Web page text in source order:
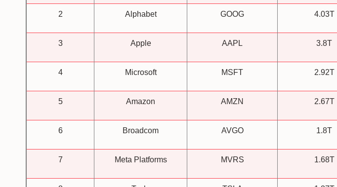
2 Alphabet GOOG 4.03T
3 Apple AAPL 3.8T
4 Microsoft MSFT 2.92T
5 Amazon AMZN 2.67T
6 Broadcom AVGO 1.8T
7 Meta Platforms MVRS 1.68T